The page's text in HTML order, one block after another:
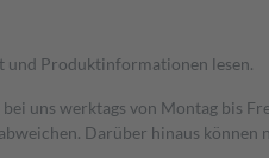
und Produktinformationen lesen.
uns werktags von Montag bis
Darüber hinaus